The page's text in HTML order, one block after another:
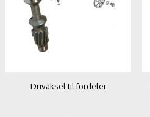
Drivaksel til fordeler